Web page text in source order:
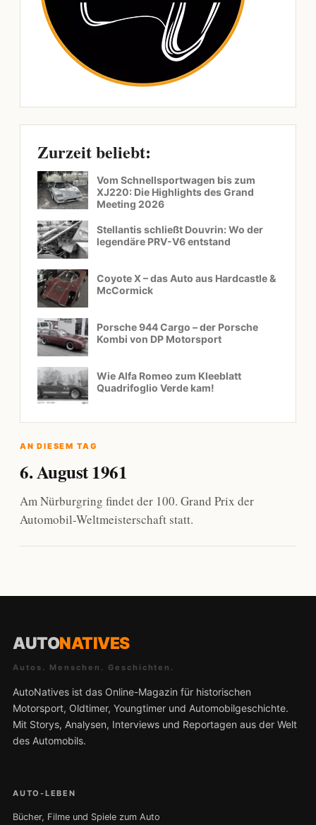
Zurzeit beliebt:
Vom Schnellsportwagen bis zum
XJ220: Die Highlights des Grand
Meeting 2026
Stellantis schließt Douvrin: Wo der
legendäre PRV-V6 entstand
Coyote X – das Auto aus Hardcastle &
McCormick
Porsche 944 Cargo – der Porsche
Kombi von DP Motorsport
Wie Alfa Romeo zum Kleeblatt
Quadrifoglio Verde kam!
AN DIESEM TAG
6. August 1961
Am Nürburgring findet der 100. Grand Prix der
Automobil-Weltmeisterschaft statt.
AUTONATIVES
Autos. Menschen. Geschichten.
AutoNatives ist das Online-Magazin für historischen
Motorsport, Oldtimer, Youngtimer und Automobilgeschichte.
Mit Storys, Analysen, Interviews und Reportagen aus der Welt
des Automobils.
AUTO-LEBEN
Bücher, Filme und Spiele zum Auto